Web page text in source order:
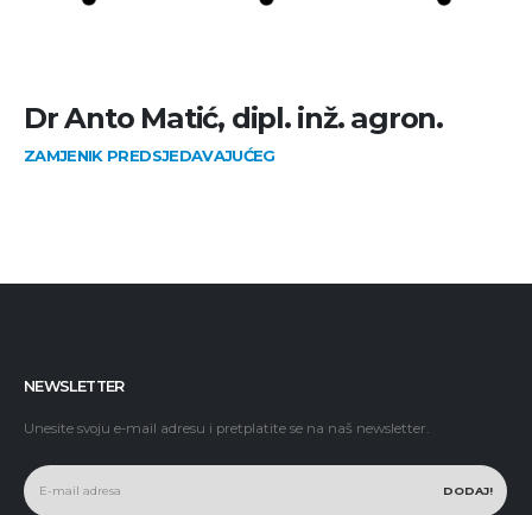
Dr Anto Matić, dipl. inž. agron.
ZAMJENIK PREDSJEDAVAJUĆEG
NEWSLETTER
Unesite svoju e-mail adresu i pretplatite se na naš newsletter.